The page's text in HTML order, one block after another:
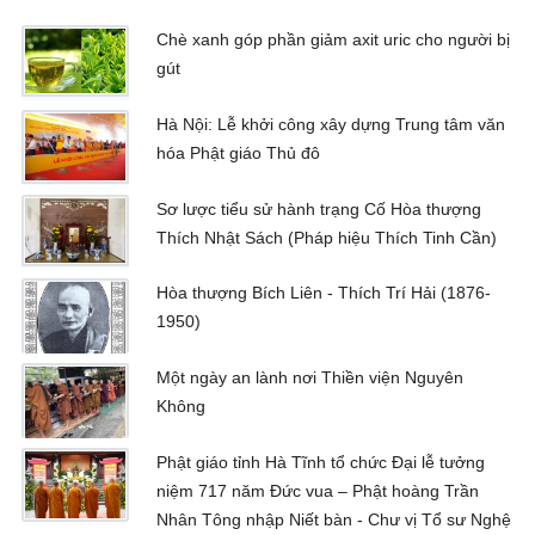
Chè xanh góp phần giảm axit uric cho người bị
gút
Hà Nội: Lễ khởi công xây dựng Trung tâm văn
hóa Phật giáo Thủ đô
Sơ lược tiểu sử hành trạng Cố Hòa thượng
Thích Nhật Sách (Pháp hiệu Thích Tinh Cần)
Hòa thượng Bích Liên - Thích Trí Hải (1876-
1950)
Một ngày an lành nơi Thiền viện Nguyên
Không
Phật giáo tỉnh Hà Tĩnh tổ chức Đại lễ tưởng
niệm 717 năm Đức vua – Phật hoàng Trần
Nhân Tông nhập Niết bàn - Chư vị Tổ sư Nghệ